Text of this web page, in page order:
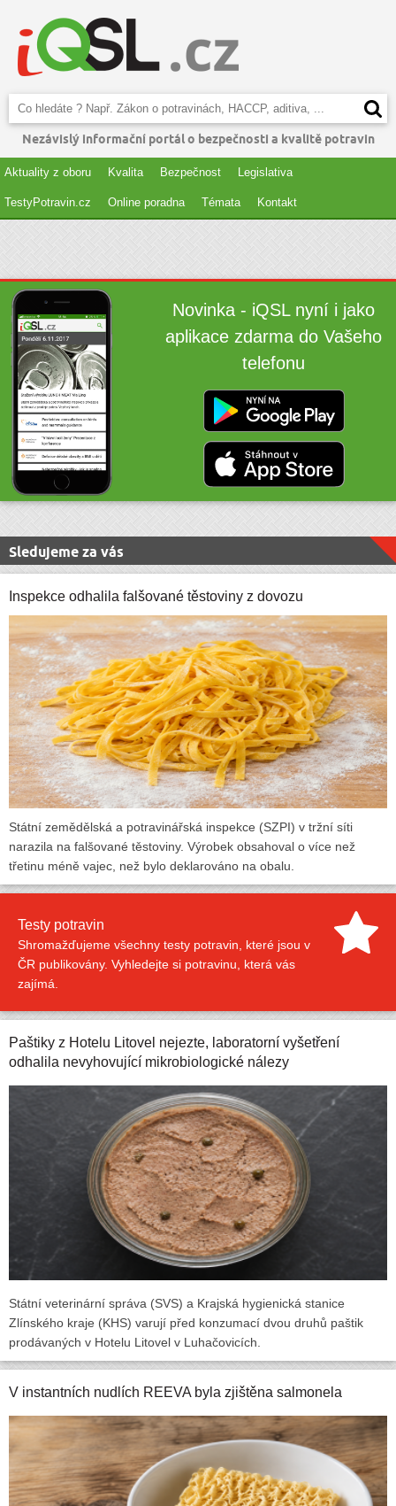
Nezávislý informační portál o bezpečnosti a kvalitě potravin
Aktuality z oboru Kvalita Bezpečnost Legislativa
TestyPotravin.cz Online poradna Témata Kontakt
Novinka - iQSL nyní i jako
aplikace zdarma do Vašeho
telefonu
Sledujeme za vás
Inspekce odhalila falšované těstoviny z dovozu
Státní zemědělská a potravinářská inspekce (SZPI) v tržní síti
narazila na falšované těstoviny. Výrobek obsahoval o více než
třetinu méně vajec, než bylo deklarováno na obalu.
Testy potravin
Shromažďujeme všechny testy potravin, které jsou v
ČR publikovány. Vyhledejte si potravinu, která vás
zajímá.
Paštiky z Hotelu Litovel nejezte, laboratorní vyšetření
odhalila nevyhovující mikrobiologické nálezy
Státní veterinární správa (SVS) a Krajská hygienická stanice
Zlínského kraje (KHS) varují před konzumací dvou druhů paštik
prodávaných v Hotelu Litovel v Luhačovicích.
V instantních nudlích REEVA byla zjištěna salmonela